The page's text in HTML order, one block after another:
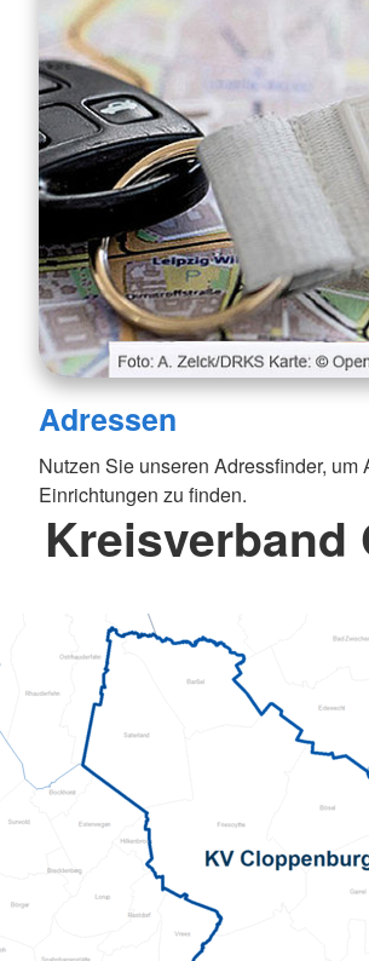
Adressen
Nutzen Sie unseren Adressfinder,
Einrichtungen zu finden.
Kreisverband